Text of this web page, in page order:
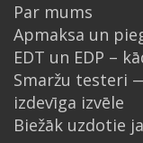
Par mums
Apmaksa un
EDT un EDP –
Smaržu testeri
izdevīga izvēle
Biežāk uzdotie